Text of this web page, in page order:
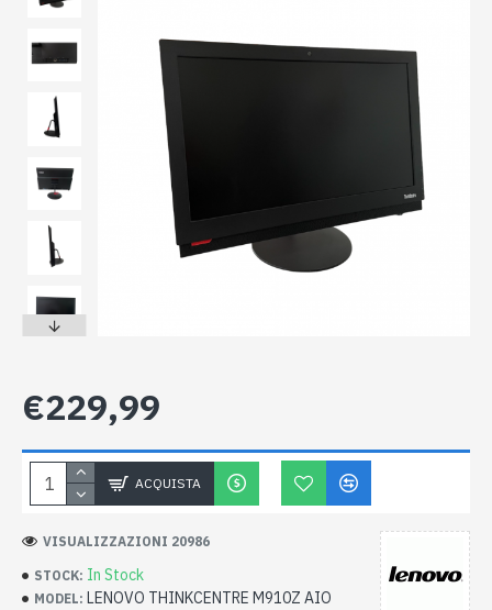
STOCK: In Stock
MODEL: LENOVO THINKCENTRE M910Z AIO
VISUALIZZAZIONI 20986
€229,99
ACQUISTA